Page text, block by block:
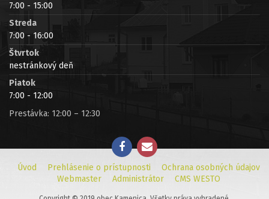
7:00 - 15:00
Streda
7:00 - 16:00
Štvrtok
nestránkový deň
Piatok
7:00 - 12:00
Prestávka: 12:00 – 12:30
Úvod Prehlásenie o prístupnosti
Ochrana osobných údajov
Webmaster
Administrátor CMS WESTO